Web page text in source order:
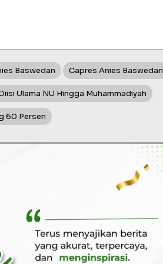
Baswedan Capres Anies Baswedan
Ulama NU Hingga Muhammadiyah
60 Persen